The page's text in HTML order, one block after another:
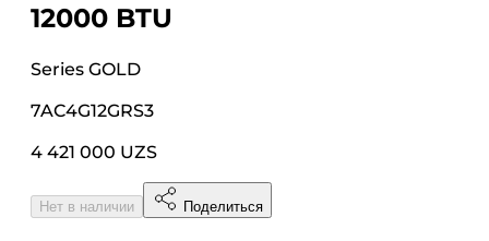
12000 BTU
Series GOLD
7AC4G12GRS3
4 421 000 UZS
Нет в наличии Поделиться